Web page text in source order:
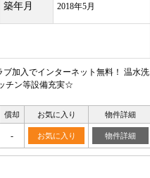
築年月 2018年5月
加入でインターネット無料！ 温水洗
チン等設備充実☆
償却 お気に入り 物件詳細
- お気に入り 物件詳細